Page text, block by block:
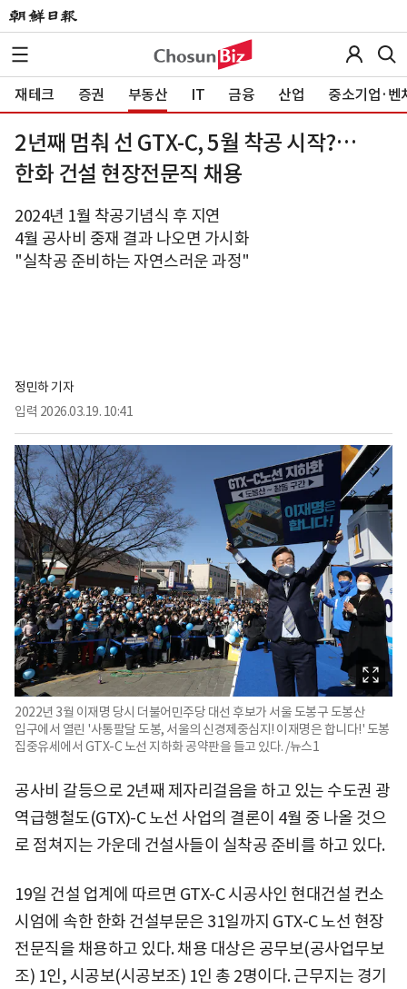
재테크 증권 부동산 IT 금융 산업 중소기업·벤
2년째 멈춰 선 GTX-C, 5월 착공 시작?…
한화 건설 현장전문직 채용
2024년 1월 착공기념식 후 지연
4월 공사비 중재 결과 나오면 가시화
"실착공 준비하는 자연스러운 과정"
정민하 기자
입력 2026.03.19. 10:41
2022년 3월 이재명 당시 더불어민주당 대선 후보가 서울 도봉구 도봉산
입구에서 열린 '사통팔달 도봉, 서울의 신경제중심지! 이재명은 합니다!' 도봉
집중유세에서 GTX-C 노선 지하화 공약판을 들고 있다. /뉴스1
공사비 갈등으로 2년째 제자리걸음을 하고 있는 수도권 광
역급행철도(GTX)-C 노선 사업의 결론이 4월 중 나올 것으
로 점쳐지는 가운데 건설사들이 실착공 준비를 하고 있다.
19일 건설 업계에 따르면 GTX-C 시공사인 현대건설 컨소
시엄에 속한 한화 건설부문은 31일까지 GTX-C 노선 현장
전문직을 채용하고 있다. 채용 대상은 공무보(공사업무보
조) 1인, 시공보(시공보조) 1인 총 2명이다. 근무지는 경기